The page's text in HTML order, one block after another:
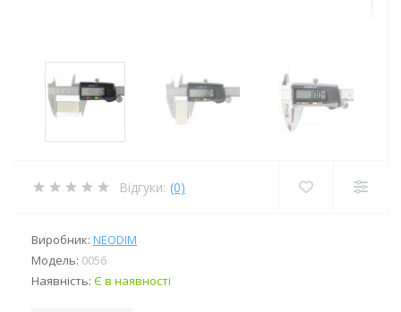
Відгуки: (0)
Виробник: NEODIM
Модель: 0056
Наявність: Є в наявності